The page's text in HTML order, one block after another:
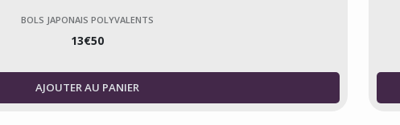
BOLS JAPONAIS POLYVALENTS
13€50
AJOUTER AU PANIER